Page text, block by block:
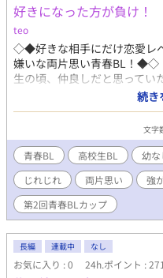
好きになった方が負け！
teo
◇◆好きな相手にだけ恋愛レ
嫌いな両片思い青春BL！◆◇
生の頃、仲良しだと思ってい
を聞いてしまった水野。 好
たと思った水野は、それ以来
を隠して生きていた。 しか
何かと絡み、からかったり、
る。 昔の傷を引きずる水野は
て、振ってやる」と復讐を決
のパートナーに自ら立候補し
る。 ◇青春BLカップ初参加
りますが、応援してもらえた
習への利用・音声化・動画化
止します。
続き
文字
青春BL 高校生BL 幼な
じれじれ
両片思い 強
第2回青春BLカップ
長編 連載中 なし
お気に入り : 0 24h.ポイント : 271